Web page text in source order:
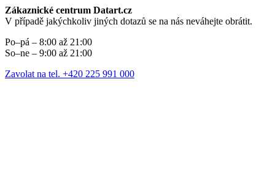
Zákaznické centrum Datart.cz
V případě jakýchkoliv jiných dotazů se na nás neváhejte obrátit.
Po–pá – 8:00 až 21:00
So–ne – 9:00 až 21:00
Zavolat na tel. +420 225 991 000